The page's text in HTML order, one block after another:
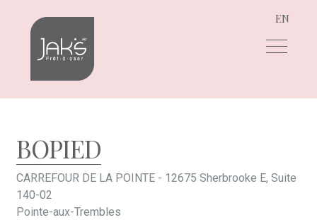
Aller
navigation
Aller
contenu
EN
BOPIED
CARREFOUR DE LA POINTE - 12675 Sherbrooke E, Suite
140-02
Pointe-aux-Trembles